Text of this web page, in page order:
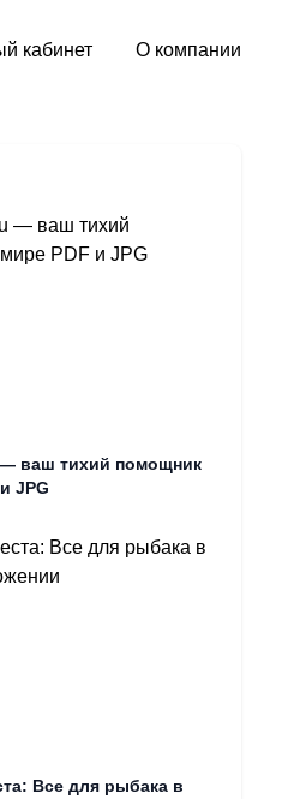
кабинет О компании
ваш тихий помощник
JPG
Все для рыбака в